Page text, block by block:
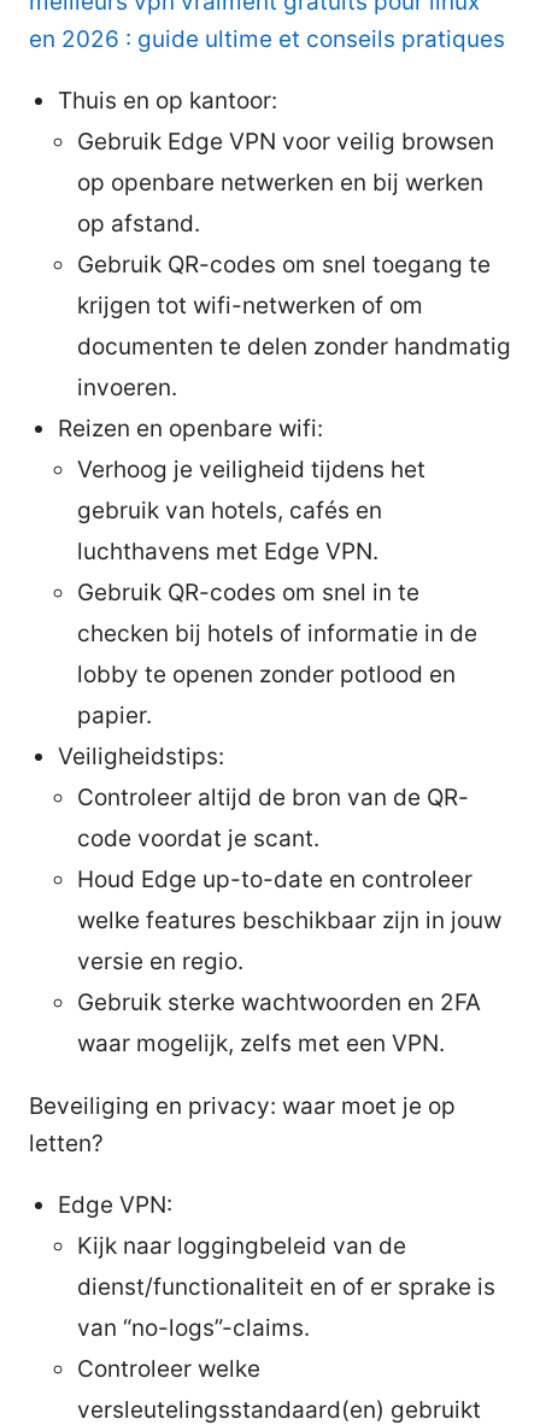
en 2026 : guide ultime et conseils pratiques
Thuis en op kantoor:
Gebruik Edge VPN voor veilig browsen
op openbare netwerken en bij werken
op afstand.
Gebruik QR-codes om snel toegang te
krijgen tot wifi-netwerken of om
documenten te delen zonder handmatig
invoeren.
Reizen en openbare wifi:
Verhoog je veiligheid tijdens het
gebruik van hotels, cafés en
luchthavens met Edge VPN.
Gebruik QR-codes om snel in te
checken bij hotels of informatie in de
lobby te openen zonder potlood en
papier.
Veiligheidstips:
Controleer altijd de bron van de QR-
code voordat je scant.
Houd Edge up-to-date en controleer
welke features beschikbaar zijn in jouw
versie en regio.
Gebruik sterke wachtwoorden en 2FA
waar mogelijk, zelfs met een VPN.
Beveiliging en privacy: waar moet je op
letten?
Edge VPN:
Kijk naar loggingbeleid van de
dienst/functionaliteit en of er sprake is
van “no-logs”-claims.
Controleer welke
versleutelingsstandaard(en) gebruikt